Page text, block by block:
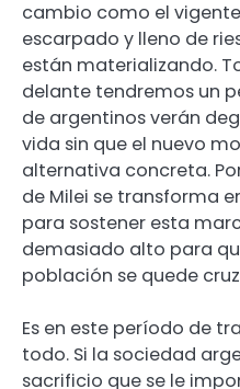
cambio como el
escarpado y lleno de
están materializando.
delante tendremos un
de argentinos verán
vida sin que el nuevo
alternativa concreta.
de Milei se transforma
para sostener esta
demasiado alto para
población se quede
Es en este período de
todo. Si la sociedad
sacrificio que se le